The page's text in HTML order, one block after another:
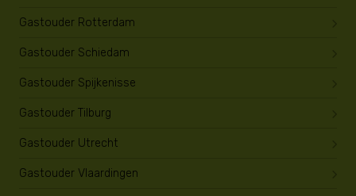
Gastouder Rotterdam
Gastouder Schiedam
Gastouder Spijkenisse
Gastouder Tilburg
Gastouder Utrecht
Gastouder Vlaardingen